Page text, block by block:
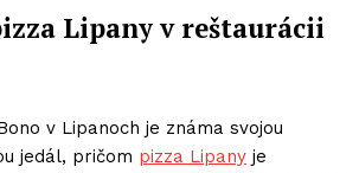
Lipany v reštaurácii
v Lipanoch je známa svojou
jedál, pričom pizza Lipany je